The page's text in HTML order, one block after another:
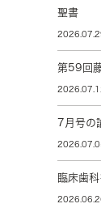
聖書
第59回
7月号の
臨床歯